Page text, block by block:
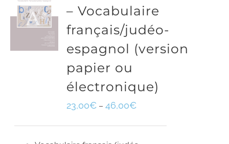
– Vocabulaire
français/judéo-
espagnol (version
papier ou
électronique)
23,00€ –46,00€